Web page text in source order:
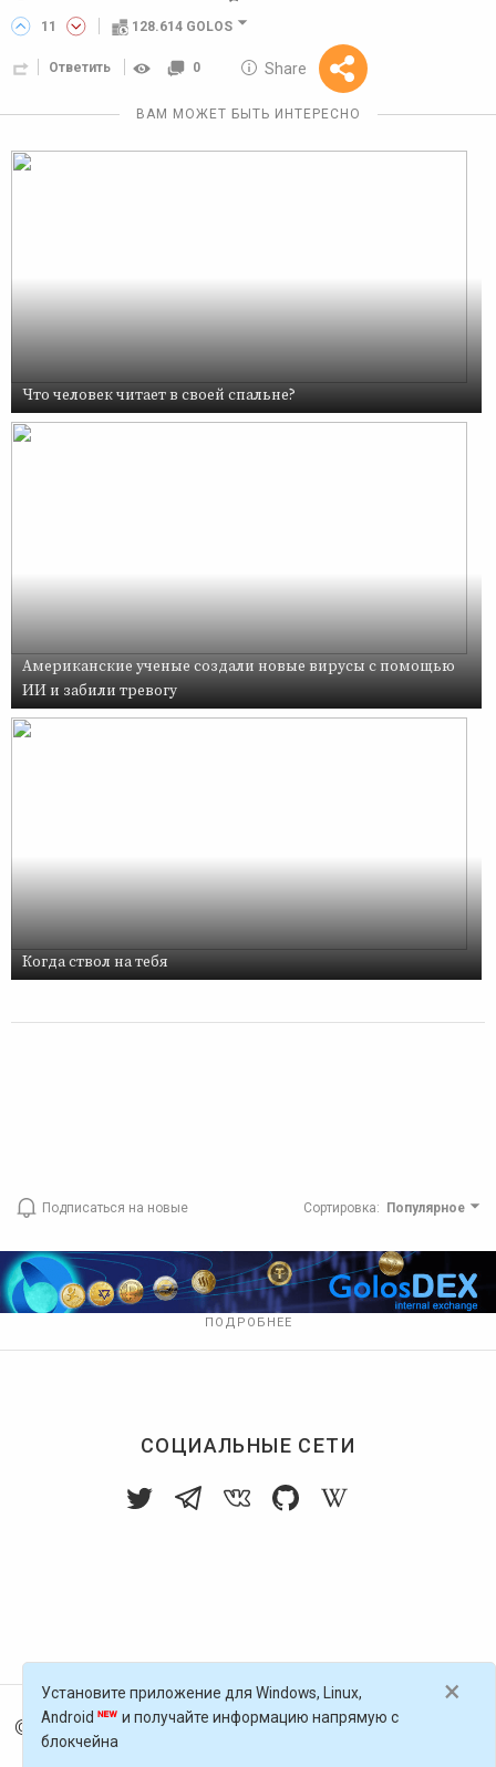
11 128.614 GOLOS
Ответить 0 Share
Reward
10 GOLOS
ВАМ МОЖЕТ БЫТЬ ИНТЕРЕСНО
Что человек читает в своей спальне?
Американские ученые создали новые вирусы с помощью
ИИ и забили тревогу
Когда ствол на тебя
Подписаться на новые Сортировка: Популярное
ПОДРОБНЕЕ
СОЦИАЛЬНЫЕ СЕТИ
© 2016-2026Голос Блоги — децентрализованная п
латформа, работающая на блокчейне Golos
×
Установите приложение для Windows, Linux,
Android
и получайте информацию напрямую с
блокчейна